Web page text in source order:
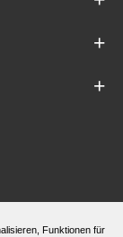
Funktionen für